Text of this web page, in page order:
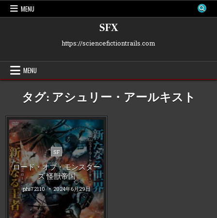
Skip
MENU
SFX
https://sciencefictiontrails.com
MENU
タグ: アシュリー・アールキスト
Posted
in
SF
ロード・オブ・モンスター
ズ 怪獣帝国
phi72110 2024年6月29日